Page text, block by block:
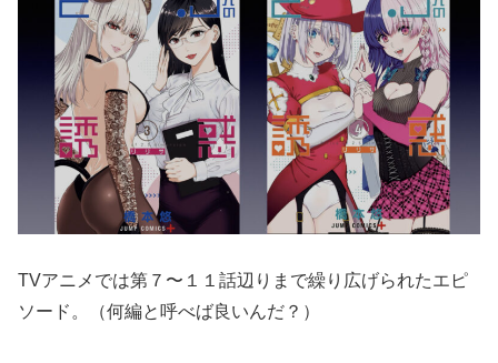
TVアニメでは第７〜１１話辺りまで繰り広げられたエピ
ソード。（何編と呼べば良いんだ？）